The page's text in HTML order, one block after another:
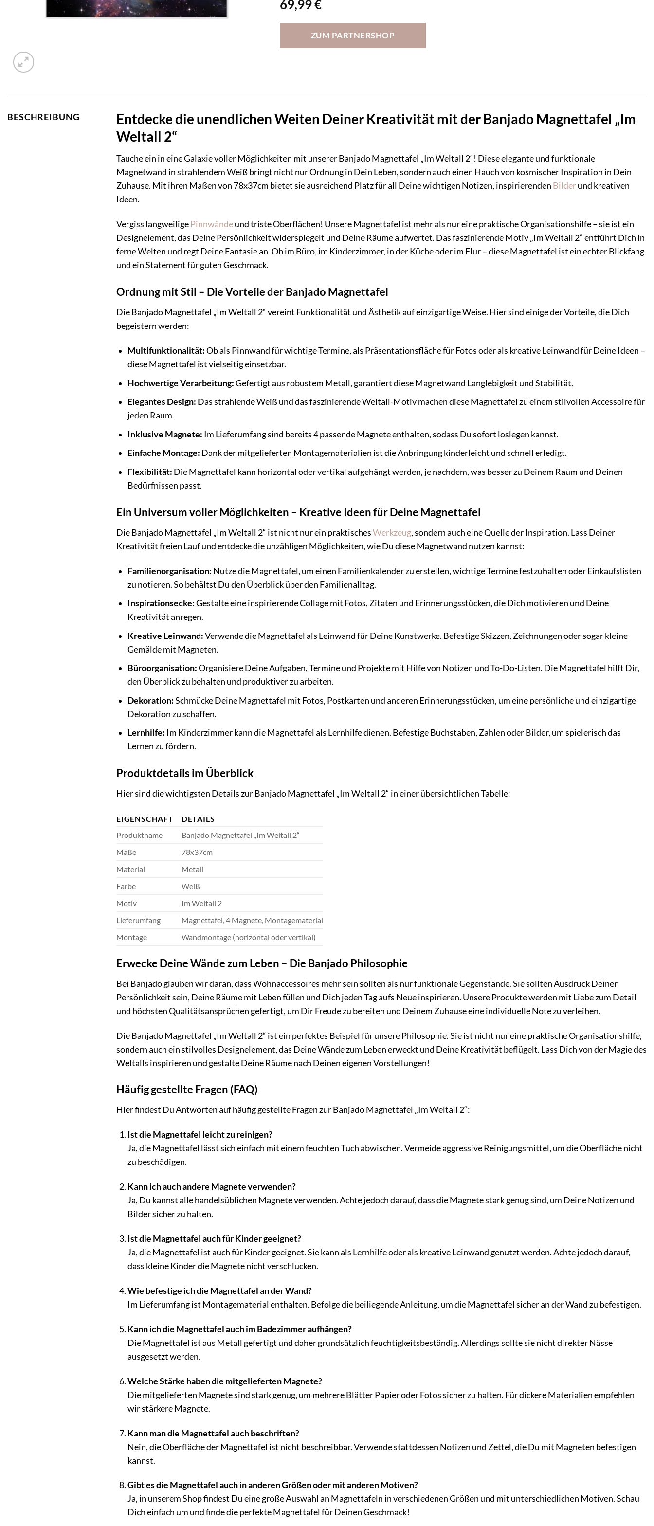
69,99€
ZUM PARTNERSHOP
BESCHREIBUNG
Entdecke die unendlichen Weiten Deiner Kreativität mit der Banjado Magnettafel „Im
Weltall 2“
Tauche ein in eine Galaxie voller Möglichkeiten mit unserer Banjado Magnettafel „Im Weltall 2“! Diese elegante und funktionale
Magnetwand in strahlendem Weiß bringt nicht nur Ordnung in Dein Leben, sondern auch einen Hauch von kosmischer Inspiration in Dein
Zuhause. Mit ihren Maßen von 78x37cm bietet sie ausreichend Platz für all Deine wichtigen Notizen, inspirierenden Bilderund kreativen
Ideen.
Vergiss langweiligePinnwändeund triste Oberflächen! Unsere Magnettafel ist mehr als nur eine praktische Organisationshilfe – sie ist ein
Designelement, das Deine Persönlichkeit widerspiegelt und Deine Räume aufwertet. Das faszinierende Motiv „Im Weltall 2“ entführt Dich in
ferne Welten und regt Deine Fantasie an. Ob im Büro, im Kinderzimmer, in der Küche oder im Flur – diese Magnettafel ist ein echter Blickfang
und ein Statement für guten Geschmack.
Ordnung mit Stil – Die Vorteile der Banjado Magnettafel
Die Banjado Magnettafel „Im Weltall 2“ vereint Funktionalität und Ästhetik auf einzigartige Weise. Hier sind einige der Vorteile, die Dich
begeistern werden:
Multifunktionalität:Ob als Pinnwand für wichtige Termine, als Präsentationsfläche für Fotos oder als kreative Leinwand für Deine Ideen –
diese Magnettafel ist vielseitig einsetzbar.
Hochwertige Verarbeitung:Gefertigt aus robustem Metall, garantiert diese Magnetwand Langlebigkeit und Stabilität.
Elegantes Design: Das strahlende Weiß und das faszinierende Weltall-Motiv machen diese Magnettafel zu einem stilvollen Accessoire für
jeden Raum.
Inklusive Magnete: Im Lieferumfang sind bereits 4 passende Magnete enthalten, sodass Du sofort loslegen kannst.
Einfache Montage: Dank der mitgelieferten Montagematerialien ist die Anbringung kinderleicht und schnell erledigt.
Flexibilität: Die Magnettafel kann horizontal oder vertikal aufgehängt werden, je nachdem, was besser zu Deinem Raum und Deinen
Bedürfnissen passt.
Ein Universum voller Möglichkeiten – Kreative Ideen für Deine Magnettafel
Die Banjado Magnettafel „Im Weltall 2“ ist nicht nur ein praktischesWerkzeug, sondern auch eine Quelle der Inspiration. Lass Deiner
Kreativität freien Lauf und entdecke die unzähligen Möglichkeiten, wie Du diese Magnetwand nutzen kannst:
Familienorganisation: Nutze die Magnettafel, um einen Familienkalender zu erstellen, wichtige Termine festzuhalten oder Einkaufslisten
zu notieren. So behältst Du den Überblick über den Familienalltag.
Inspirationsecke:Gestalte eine inspirierende Collage mit Fotos, Zitaten und Erinnerungsstücken, die Dich motivieren und Deine
Kreativität anregen.
Kreative Leinwand:Verwende die Magnettafel als Leinwand für Deine Kunstwerke. Befestige Skizzen, Zeichnungen oder sogar kleine
Gemälde mit Magneten.
Büroorganisation:Organisiere Deine Aufgaben, Termine und Projekte mit Hilfe von Notizen und To-Do-Listen. Die Magnettafel hilft Dir,
den Überblick zu behalten und produktiver zu arbeiten.
Dekoration:Schmücke Deine Magnettafel mit Fotos, Postkarten und anderen Erinnerungsstücken, um eine persönliche und einzigartige
Dekoration zu schaffen.
Lernhilfe: Im Kinderzimmer kann die Magnettafel als Lernhilfe dienen. Befestige Buchstaben, Zahlen oder Bilder, um spielerisch das
Lernen zu fördern.
Produktdetails im Überblick
Hier sind die wichtigsten Details zur Banjado Magnettafel „Im Weltall 2“ in einer übersichtlichen Tabelle:
EIGENSCHAFT
DETAILS
Produktname
Banjado Magnettafel „Im Weltall 2“
Maße
78x37cm
Material
Metall
Farbe
Weiß
Motiv
Im Weltall 2
Lieferumfang
Magnettafel, 4 Magnete, Montagematerial
Montage
Wandmontage (horizontal oder vertikal)
Erwecke Deine Wände zum Leben – Die Banjado Philosophie
Bei Banjado glauben wir daran, dass Wohnaccessoires mehr sein sollten als nur funktionale Gegenstände. Sie sollten Ausdruck Deiner
Persönlichkeit sein, Deine Räume mit Leben füllen und Dich jeden Tag aufs Neue inspirieren. Unsere Produkte werden mit Liebe zum Detail
und höchsten Qualitätsansprüchen gefertigt, um Dir Freude zu bereiten und Deinem Zuhause eine individuelle Note zu verleihen.
Die Banjado Magnettafel „Im Weltall 2“ ist ein perfektes Beispiel für unsere Philosophie. Sie ist nicht nur eine praktische Organisationshilfe,
sondern auch ein stilvolles Designelement, das Deine Wände zum Leben erweckt und Deine Kreativität beflügelt. Lass Dich von der Magie des
Weltalls inspirieren und gestalte Deine Räume nach Deinen eigenen Vorstellungen!
Häufig gestellte Fragen (FAQ)
Hier findest Du Antworten auf häufig gestellte Fragen zur Banjado Magnettafel „Im Weltall 2“:
Ist die Magnettafel leicht zu reinigen?
Ja, die Magnettafel lässt sich einfach mit einem feuchten Tuch abwischen. Vermeide aggressive Reinigungsmittel, um die Oberfläche nicht
zu beschädigen.
Kann ich auch andere Magnete verwenden?
Ja, Du kannst alle handelsüblichen Magnete verwenden. Achte jedoch darauf, dass die Magnete stark genug sind, um Deine Notizen und
Bilder sicher zu halten.
Ist die Magnettafel auch für Kinder geeignet?
Ja, die Magnettafel ist auch für Kinder geeignet. Sie kann als Lernhilfe oder als kreative Leinwand genutzt werden. Achte jedoch darauf,
dass kleine Kinder die Magnete nicht verschlucken.
Wie befestige ich die Magnettafel an der Wand?
Im Lieferumfang ist Montagematerial enthalten. Befolge die beiliegende Anleitung, um die Magnettafel sicher an der Wand zu befestigen.
Kann ich die Magnettafel auch im Badezimmer aufhängen?
Die Magnettafel ist aus Metall gefertigt und daher grundsätzlich feuchtigkeitsbeständig. Allerdings sollte sie nicht direkter Nässe
ausgesetzt werden.
Welche Stärke haben die mitgelieferten Magnete?
Die mitgelieferten Magnete sind stark genug, um mehrere Blätter Papier oder Fotos sicher zu halten. Für dickere Materialien empfehlen
wir stärkere Magnete.
Kann man die Magnettafel auch beschriften?
Nein, die Oberfläche der Magnettafel ist nicht beschreibbar. Verwende stattdessen Notizen und Zettel, die Du mit Magneten befestigen
kannst.
Gibt es die Magnettafel auch in anderen Größen oder mit anderen Motiven?
Ja, in unserem Shop findest Du eine große Auswahl an Magnettafeln in verschiedenen Größen und mit unterschiedlichen Motiven. Schau
Dich einfach um und finde die perfekte Magnettafel für Deinen Geschmack!